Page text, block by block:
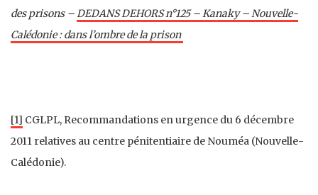
des prisons – DEDANS DEHORS n°125 – Kanaky – Nouvelle-
Calédonie : dans l’ombre de la prison
[1] CGLPL, Recommandations en urgence du 6 décembre
2011 relatives au centre pénitentiaire de Nouméa (Nouvelle-
Calédonie).